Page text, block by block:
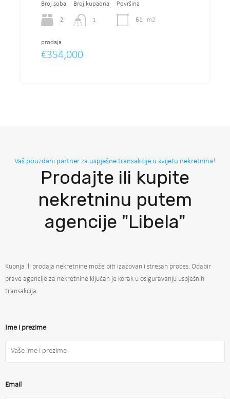
€269,000
Broj soba
3
Broj kupaona
2
Površina
102.27
prodaja
€562,485
Broj soba
2
Broj kupaona
1
Površina
58 m2
prodaja
€336,000
Broj soba
2
Broj kupaona
1
Površina
61 m2
prodaja
€354,000
Broj soba
2
Broj kupaona
1
Površina
58 m2
prodaja
€336,000
Vaš pouzdani partner za uspješne transakcije u svijetu nekretnina!
Prodajte ili kupite
nekretninu putem
agencije "Libela"
Kupnja ili prodaja nekretnine može biti izazovan i stresan proces. Odabir
prave agencije za nekretnine ključan je korak u osiguravanju uspješnih
transakcija.
Ime i prezime
Email